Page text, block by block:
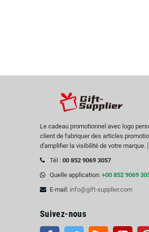
Le cadeau promotionnel avec logo
client de fabriquer des articles
d'amplifier la visibilité de votre marque.
Tél : 00 852 9069 3057
Quelle application: +00 852 9069
E-mail: info@gift-supplier.com
Suivez-nous